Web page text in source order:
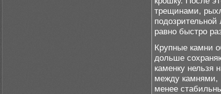
трещинами,
равно быстро
Крупные камни
дольше
каменку нельзя
между камнями,
менее